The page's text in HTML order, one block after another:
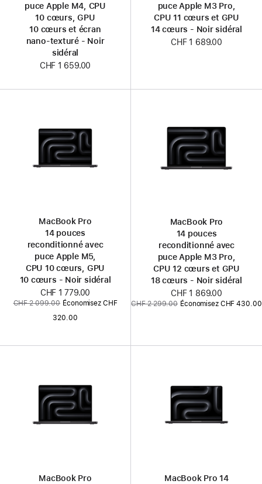
puce Apple M4, CPU
10 cœurs, GPU
10 cœurs et écran
nano-texturé - Noir
sidéral
CHF 1 659.00
puce Apple M3 Pro,
CPU 11 cœurs et GPU
14 cœurs - Noir sidéral
CHF 1 689.00
MacBook Pro
14 pouces
reconditionné avec
puce Apple M5,
CPU 10 cœurs, GPU
10 cœurs - Noir sidéral
Nouveau
prix
CHF 1 779.00
Ancien
CHF 2 099.00 Économisez CHF
320.00
MacBook Pro
14 pouces
reconditionné avec
puce Apple M3 Pro,
CPU 12 cœurs et GPU
18 cœurs - Noir sidéral
Nouveau
prix
CHF 1 869.00
Ancien
CHF 2 299.00 Économisez CHF 430.00
MacBook Pro
MacBook Pro 14